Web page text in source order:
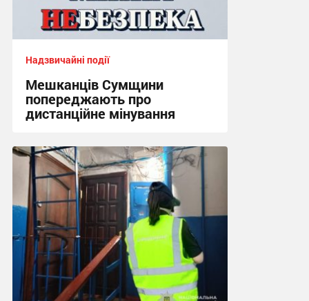
Надзвичайні події
Мешканців Сумщини
попереджають про
дистанційне мінування
10:40, 5.08.2026